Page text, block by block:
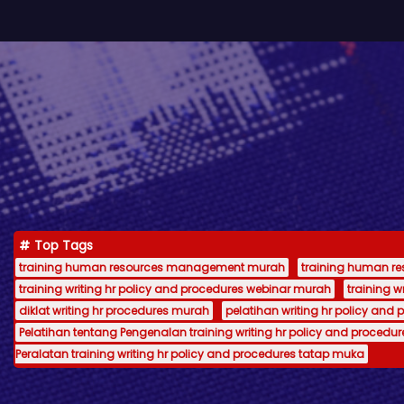
Top Tags
training human resources management murah
training human
training writing hr policy and procedures webinar murah
training
diklat writing hr procedures murah
pelatihan writing hr policy and
Pelatihan tentang Pengenalan training writing hr policy and
Peralatan training writing hr policy and procedures tatap muka